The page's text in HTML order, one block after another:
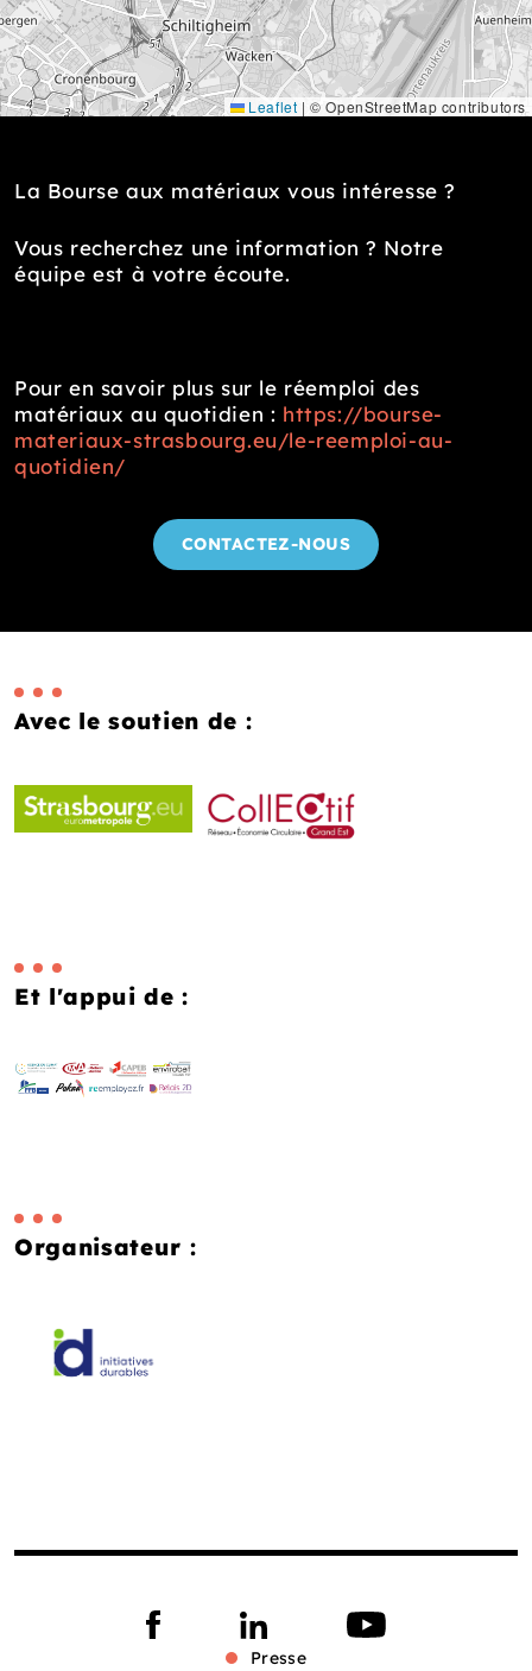
Leaflet | © OpenStreetMap contributors
La Bourse aux matériaux vous intéresse ?
Vous recherchez une information ? Notre
équipe est à votre écoute.
Pour en savoir plus sur le réemploi des
matériaux au quotidien : https://bourse-
materiaux-strasbourg.eu/le-reemploi-au-
quotidien/
CONTACTEZ-NOUS
Avec le soutien de :
Et l'appui de :
Organisateur :
Presse